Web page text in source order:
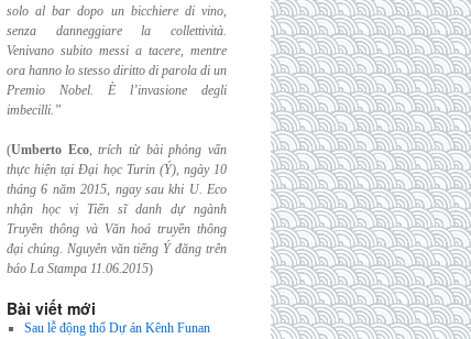
solo albar dopo un bicchiere di vino,
senza danneggiare la collettività.
Venivano subito messi a tacere, mentre
ora hanno lo stesso diritto di parola di un
Premio Nobel. È l’invasione degli
imbecilli.”
(Umberto Eco,trích từ bài phỏng vấn
thực hiện tại Đại học Turin (Ý), ngày 10
tháng 6 năm 2015, ngay sau khi U. Eco
nhận học vị Tiến sĩ danh dự ngành
Truyền thông và Văn hoá truyền thông
đại chúng. Nguyên văn tiếng Ý đăng trên
báo La Stampa 11.06.2015)
Bài viết mới
Sau lễ động thổ Dự án Kênh Funan